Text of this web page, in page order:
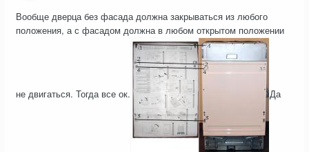
Вообще дверца без фасада должна закрываться из любого
положения, а с фасадом должна в любом открытом положении
не двигаться. Тогда все ок. Да